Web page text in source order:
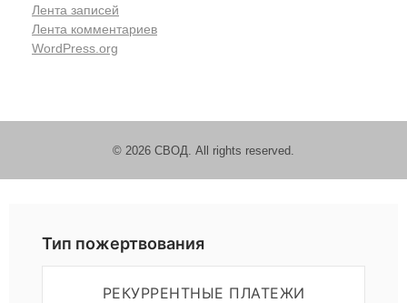
Лента записей
Лента комментариев
WordPress.org
© 2026 СВОД. All rights reserved.
Тип пожертвования
РЕКУРРЕНТНЫЕ ПЛАТЕЖИ